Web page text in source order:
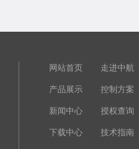
网站首页 走进中航
产品展示 控制方案
新闻中心 授权查询
下载中心 技术指南